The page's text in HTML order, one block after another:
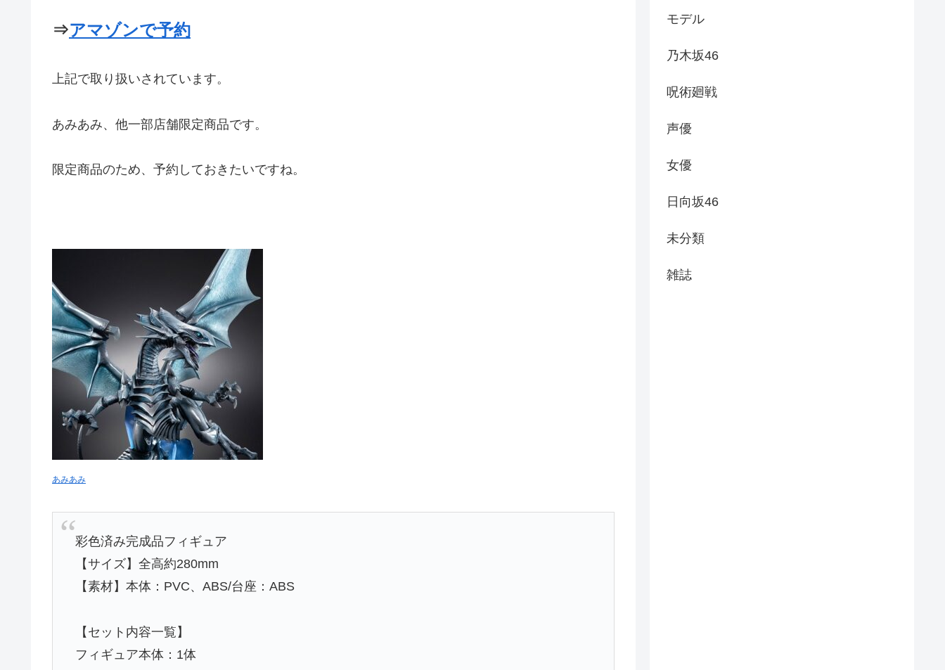
⇒アマゾンで予約
上記で取り扱いされています。
あみあみ、他一部店舗限定商品です。
限定商品のため、予約しておきたいですね。
あみあみ
彩色済み完成品フィギュア
【サイズ】全高約280mm
【素材】本体：PVC、ABS/台座：ABS
【セット内容一覧】
フィギュア本体：1体
モデル
乃木坂46
呪術廻戦
声優
女優
日向坂46
未分類
雑誌